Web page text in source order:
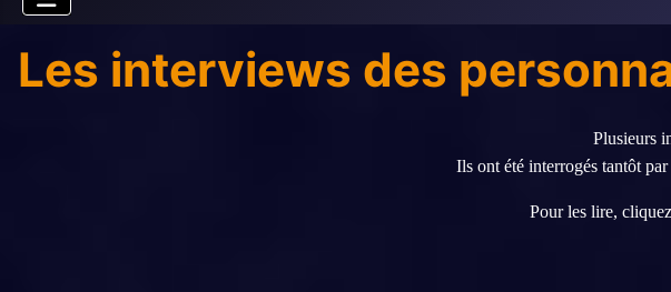
Les interviews des
Plusieurs
Ils ont été interrogés tantôt
Pour les lire,